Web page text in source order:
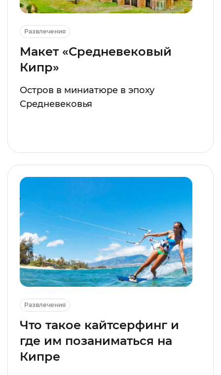
Развлечения
Макет «Средневековый
Кипр»
Остров в миниатюре в эпоху
Средневековья
Развлечения
Что такое кайтсерфинг и
где им позаниматься на
Кипре